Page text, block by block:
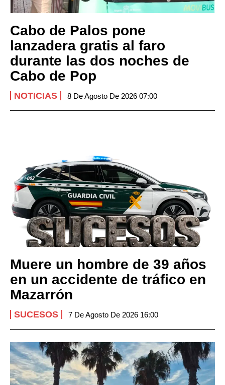
Cabo de Palos pone
lanzadera gratis al faro
durante las dos noches de
Cabo de Pop
NOTICIAS 8 De Agosto De 2026 07:00
Muere un hombre de 39 años
en un accidente de tráfico en
Mazarrón
SUCESOS 7 De Agosto De 2026 16:00